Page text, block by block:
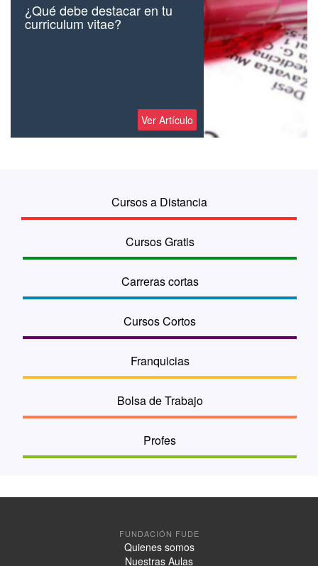
¿Qué debe destacar en tu
curriculum vitae?
Ver Artículo
Cursos a Distancia
Cursos Gratis
Carreras cortas
Cursos Cortos
Franquicias
Bolsa de Trabajo
Profes
FUNDACIÓN FUDE
Quienes somos
Nuestras Aulas